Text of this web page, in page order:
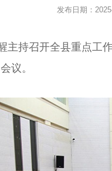
发布日期：
召开全县重点工作
议。